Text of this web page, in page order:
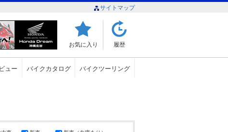
サイトマップ
お気に入り 履歴
ュー バイクカタログ バイクツーリング